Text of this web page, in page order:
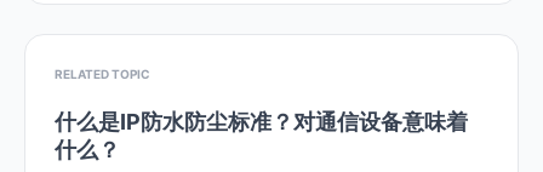
RELATED TOPIC
什么是IP防水防尘标准？对通信设备意味着
什么？